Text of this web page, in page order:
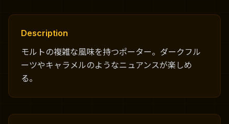
Description
モルトの複雑な風味を持つポーター。ダークフル
ーツやキャラメルのようなニュアンスが楽しめ
る。